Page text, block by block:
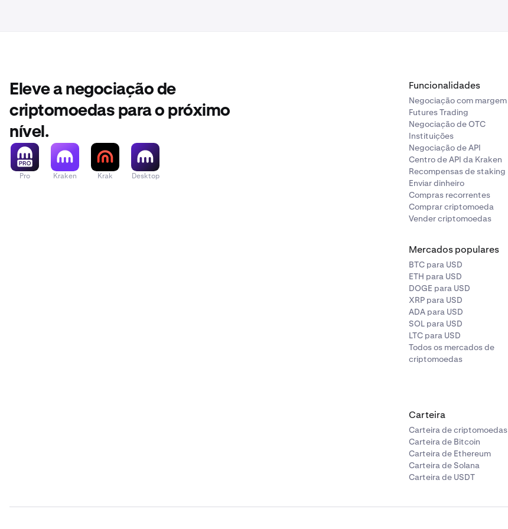
Eleve a negociação de
criptomoedas para o próximo
nível.
Pro Kraken Krak Desktop
Funcionalidades
Negociação com margem
Futures Trading
Negociação de OTC
Instituições
Negociação de API
Centro de API da Kraken
Recompensas de staking
Enviar dinheiro
Compras recorrentes
Comprar criptomoeda
Vender criptomoedas
Mercados populares
BTC para USD
ETH para USD
DOGE para USD
XRP para USD
ADA para USD
SOL para USD
LTC para USD
Todos os mercados de
criptomoedas
Carteira
Carteira de criptomoedas
Carteira de Bitcoin
Carteira de Ethereum
Carteira de Solana
Carteira de USDT